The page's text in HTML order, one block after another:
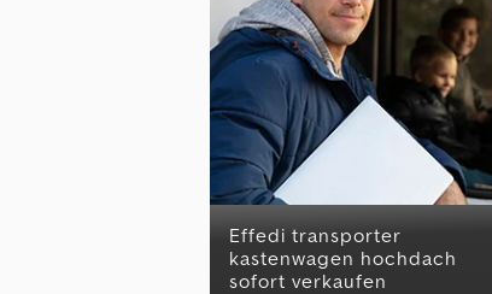
effedi transporter
kastenwagen hochdach
sofort verkaufen